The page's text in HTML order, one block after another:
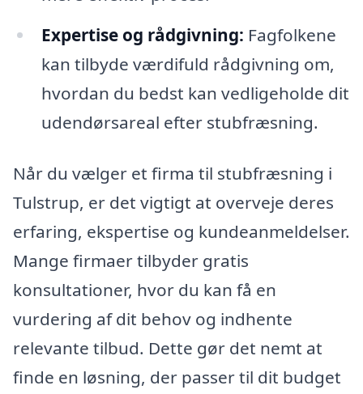
Expertise og rådgivning: Fagfolkene
kan tilbyde værdifuld rådgivning om,
hvordan du bedst kan vedligeholde dit
udendørsareal efter stubfræsning.
Når du vælger et firma til stubfræsning i
Tulstrup, er det vigtigt at overveje deres
erfaring, ekspertise og kundeanmeldelser.
Mange firmaer tilbyder gratis
konsultationer, hvor du kan få en
vurdering af dit behov og indhente
relevante tilbud. Dette gør det nemt at
finde en løsning, der passer til dit budget